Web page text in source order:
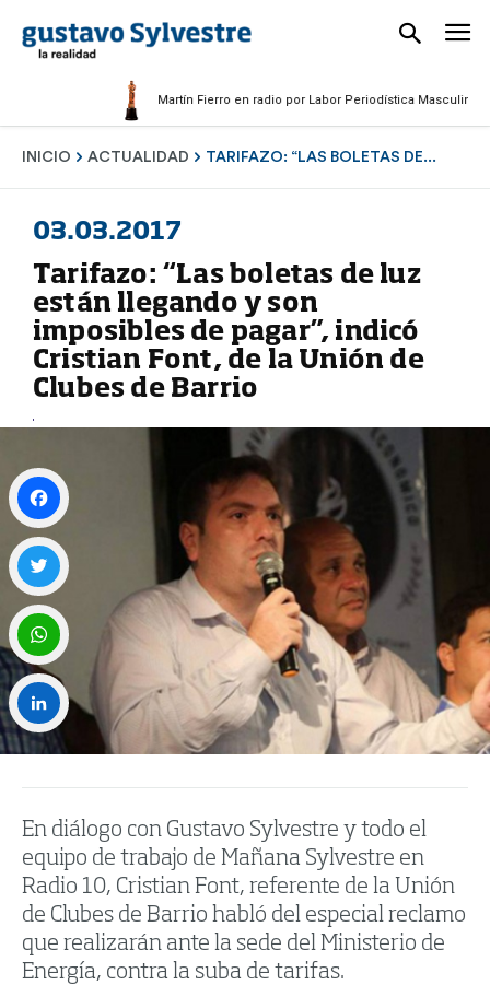
Martín Fierro en radio por Labor Periodística Masculina 2025
INICIO ACTUALIDAD TARIFAZO: “LAS BOLETAS DE...
03.03.2017
Tarifazo: “Las boletas de luz
están llegando y son
imposibles de pagar”, indicó
Cristian Font, de la Unión de
Clubes de Barrio
En diálogo con Gustavo Sylvestre y todo el
equipo de trabajo de Mañana Sylvestre en
Radio 10, Cristian Font, referente de la Unión
de Clubes de Barrio habló del especial reclamo
que realizarán ante la sede del Ministerio de
Energía, contra la suba de tarifas.
Facebook
Twitter
WhatsApp
LinkedIn